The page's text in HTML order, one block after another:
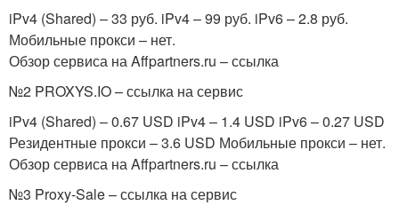
iPv4 (Shared) – 33 руб. iPv4 – 99 руб. iPv6 – 2.8 руб.
Мобильные прокси – нет.
Обзор сервиса на Affpartners.ru – ссылка
№2 PROXYS.IO – ссылка на сервис
iPv4 (Shared) – 0.67 USD iPv4 – 1.4 USD iPv6 – 0.27 USD
Резидентные прокси – 3.6 USD Мобильные прокси – нет.
Обзор сервиса на Affpartners.ru – ссылка
№3 Proxy-Sale – ссылка на сервис